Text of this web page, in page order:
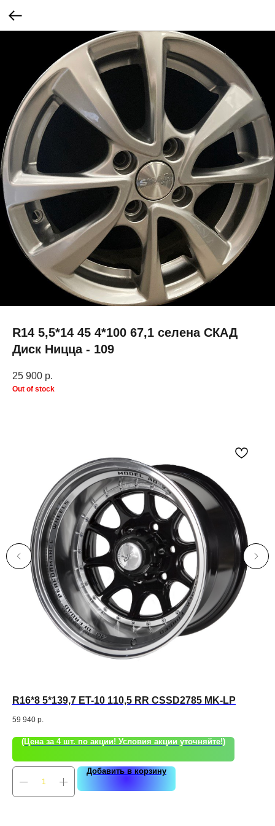
R14 5,5*14 45 4*100 67,1 селена СКАД
Диск Ницца - 109
25 900 р.
Out of stock
R16*8 5*139,7 ET-10 110,5 RR CSSD2785 MK-LP
59 940 р.
(Цена за 4 шт. по акции! Условия акции уточняйте!)
Добавить в корзину